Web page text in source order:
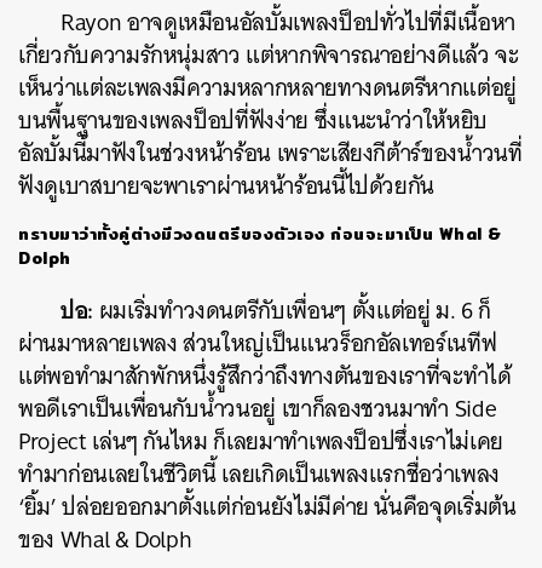
Rayon อาจดูเหมือนอัลบั้มเพลงป็อปทั่วไปที่มีเนื้อหา
เกี่ยวกับความรักหนุ่มสาว แต่หากพิจารณาอย่างดีแล้ว จะ
เห็นว่าแต่ละเพลงมีความหลากหลายทางดนตรีหากแต่อยู่
บนพื้นฐานของเพลงป็อปที่ฟังง่าย ซึ่งแนะนำว่าให้หยิบ
อัลบั้มนี้มาฟังในช่วงหน้าร้อน เพราะเสียงกีต้าร์ของน้ำวนที่
ฟังดูเบาสบายจะพาเราผ่านหน้าร้อนนี้ไปด้วยกัน
ทราบมาว่าทั้งคู่ต่างมีวงดนตรีของตัวเอง ก่อนจะมาเป็น Whal &
Dolph
ปอ: ผมเริ่มทำวงดนตรีกับเพื่อนๆ ตั้งแต่อยู่ ม. 6 ก็
ผ่านมาหลายเพลง ส่วนใหญ่เป็นแนวร็อกอัลเทอร์เนทีฟ
แต่พอทำมาสักพักหนึ่งรู้สึกว่าถึงทางตันของเราที่จะทำได้
พอดีเราเป็นเพื่อนกับน้ำวนอยู่ เขาก็ลองชวนมาทำ Side
Project เล่นๆ กันไหม ก็เลยมาทำเพลงป็อปซึ่งเราไม่เคย
ทำมาก่อนเลยในชีวิตนี้ เลยเกิดเป็นเพลงแรกชื่อว่าเพลง
‘ยิ้ม’ ปล่อยออกมาตั้งแต่ก่อนยังไม่มีค่าย นั่นคือจุดเริ่มต้น
ของ Whal & Dolph